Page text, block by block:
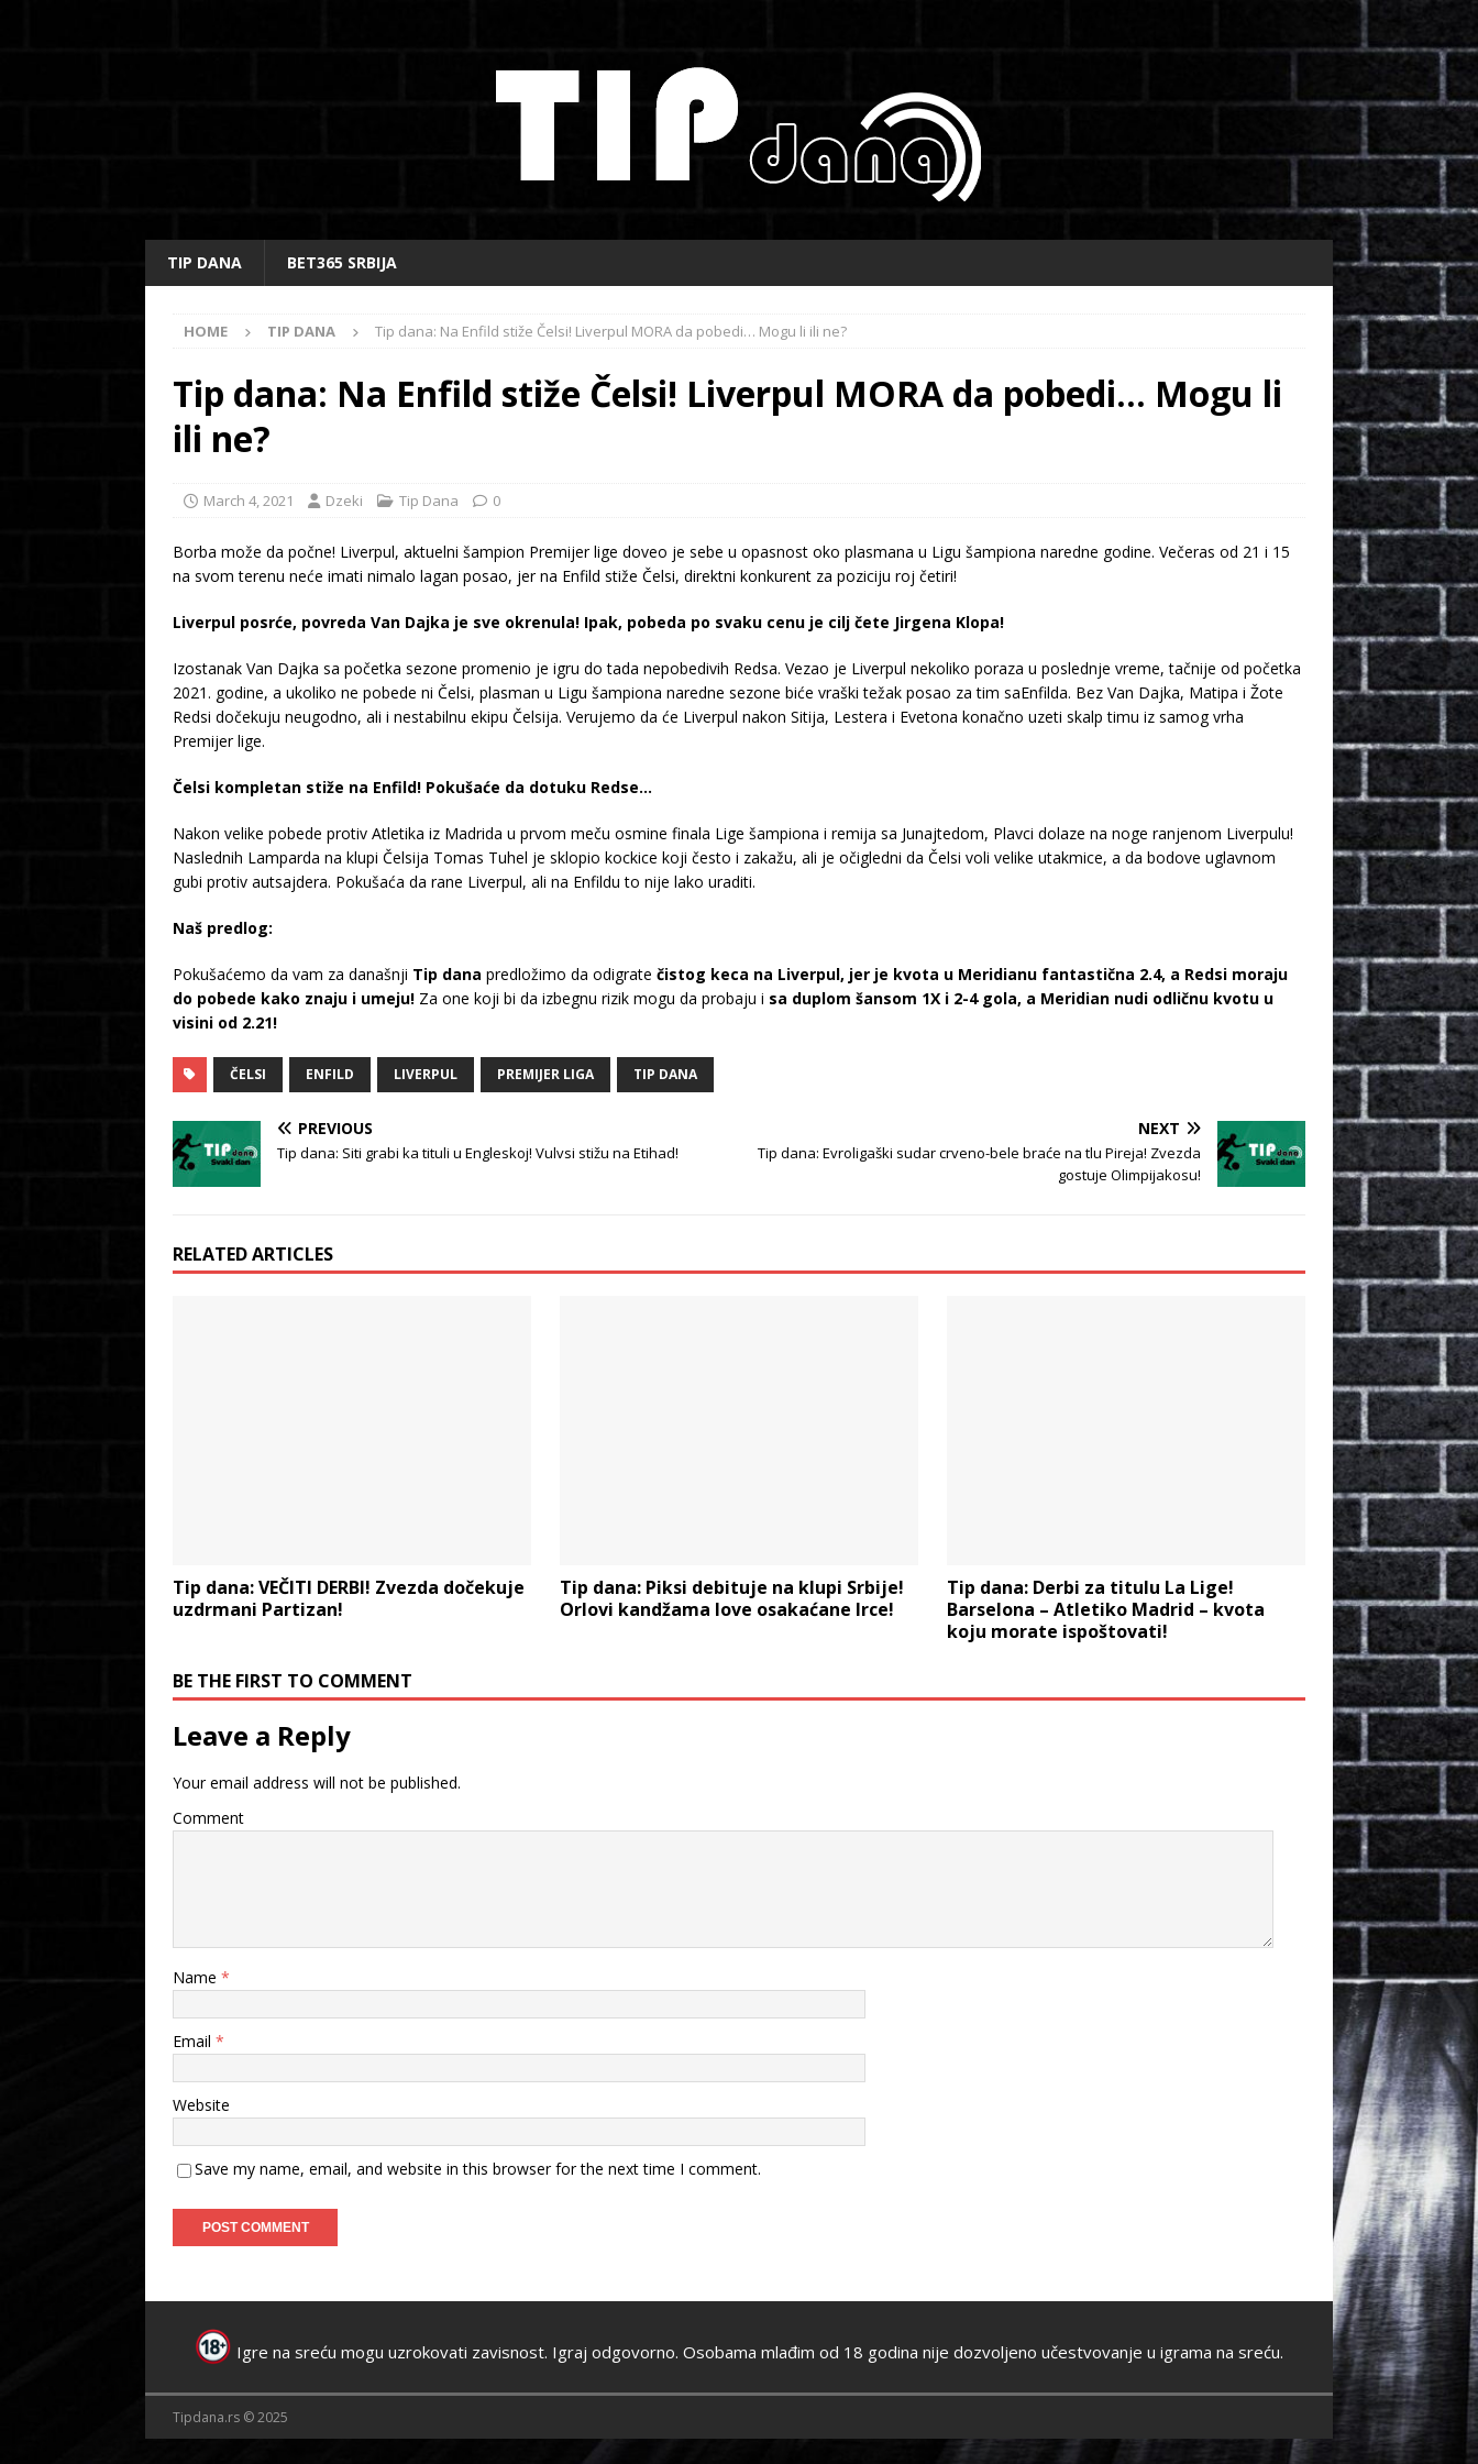
TIP DANA BET365 SRBIJA
HOME TIP DANA Tip dana: Na Enfild stiže Čelsi! Liverpul MORA da pobedi… Mogu li ili ne?
Tip dana: Na Enfild stiže Čelsi! Liverpul MORA da pobedi… Mogu li
ili ne?
March 4, 2021 Dzeki Tip Dana 0
Borba može da počne! Liverpul, aktuelni šampion Premijer lige doveo je sebe u opasnost oko plasmana u Ligu šampiona naredne godine. Večeras od 21 i 15
na svom terenu neće imati nimalo lagan posao, jer na Enfild stiže Čelsi, direktni konkurent za poziciju roj četiri!
Liverpul posrće, povreda Van Dajka je sve okrenula! Ipak, pobeda po svaku cenu je cilj čete Jirgena Klopa!
Izostanak Van Dajka sa početka sezone promenio je igru do tada nepobedivih Redsa. Vezao je Liverpul nekoliko poraza u poslednje vreme, tačnije od početka
2021. godine, a ukoliko ne pobede ni Čelsi, plasman u Ligu šampiona naredne sezone biće vraški težak posao za tim saEnfilda. Bez Van Dajka, Matipa i Žote
Redsi dočekuju neugodno, ali i nestabilnu ekipu Čelsija. Verujemo da će Liverpul nakon Sitija, Lestera i Evetona konačno uzeti skalp timu iz samog vrha
Premijer lige.
Čelsi kompletan stiže na Enfild! Pokušaće da dotuku Redse…
Nakon velike pobede protiv Atletika iz Madrida u prvom meču osmine finala Lige šampiona i remija sa Junajtedom, Plavci dolaze na noge ranjenom Liverpulu!
Naslednih Lamparda na klupi Čelsija Tomas Tuhel je sklopio kockice koji često i zakažu, ali je očigledni da Čelsi voli velike utakmice, a da bodove uglavnom
gubi protiv autsajdera. Pokušaća da rane Liverpul, ali na Enfildu to nije lako uraditi.
Naš predlog:
Pokušaćemo da vam za današnji Tip dana predložimo da odigrate čistog keca na Liverpul, jer je kvota u Meridianu fantastična 2.4, a Redsi moraju
do pobede kako znaju i umeju! Za one koji bi da izbegnu rizik mogu da probaju i sa duplom šansom 1X i 2-4 gola, a Meridian nudi odličnu kvotu u
visini od 2.21!
ČELSI ENFILD LIVERPUL PREMIJER LIGA TIP DANA
PREVIOUS
Tip dana: Siti grabi ka tituli u Engleskoj! Vulvsi stižu na Etihad!
NEXT
Tip dana: Evroligaški sudar crveno-bele braće na tlu Pireja! Zvezda
gostuje Olimpijakosu!
RELATED ARTICLES
Tip dana: VEČITI DERBI! Zvezda dočekuje
uzdrmani Partizan!
Tip dana: Piksi debituje na klupi Srbije!
Orlovi kandžama love osakaćane Irce!
Tip dana: Derbi za titulu La Lige!
Barselona – Atletiko Madrid – kvota
koju morate ispoštovati!
BE THE FIRST TO COMMENT
Leave a Reply
Your email address will not be published.
Comment
Name *
Email *
Website
Save my name, email, and website in this browser for the next time I comment.
Igre na sreću mogu uzrokovati zavisnost. Igraj odgovorno. Osobama mlađim od 18 godina nije dozvoljeno učestvovanje u igrama na sreću.
Tipdana.rs © 2025